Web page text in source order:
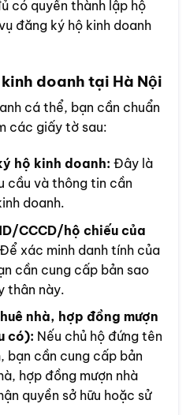
có quyền thành lập hộ
đăng ký hộ kinh doanh
doanh tại Hà Nội
cá thể, bạn cần chuẩn
các giấy tờ sau:
hộ kinh doanh: Đây là
cầu và thông tin cần
doanh.
CCCD/hộ chiếu của
Để xác minh danh tính của
cần cung cấp bản sao
thân này.
nhà, hợp đồng mượn
có): Nếu chủ hộ đứng tên
bạn cần cung cấp bản
hợp đồng mượn nhà
quyền sở hữu hoặc sử